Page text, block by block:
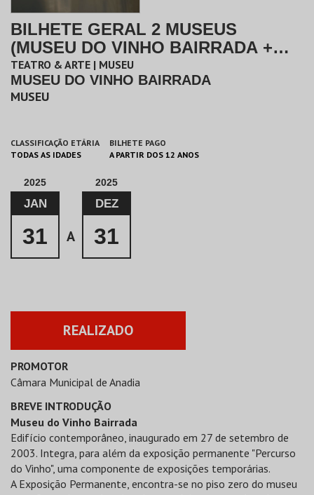
BILHETE GERAL 2 MUSEUS
(MUSEU DO VINHO BAIRRADA +
MUSEU DUAS RODAS)
TEATRO & ARTE | MUSEU
MUSEU DO VINHO BAIRRADA
MUSEU
CLASSIFICAÇÃO ETÁRIA
TODAS AS IDADES
BILHETE PAGO
A PARTIR DOS 12 ANOS
2025
JAN
31 A
2025
DEZ
31
REALIZADO
PROMOTOR
Câmara Municipal de Anadia
BREVE INTRODUÇÃO
Museu do Vinho Bairrada
Edifício contemporâneo, inaugurado em 27 de setembro de
2003. Integra, para além da exposição permanente "Percurso
do Vinho", uma componente de exposições temporárias.
A Exposição Permanente, encontra-se no piso zero do museu